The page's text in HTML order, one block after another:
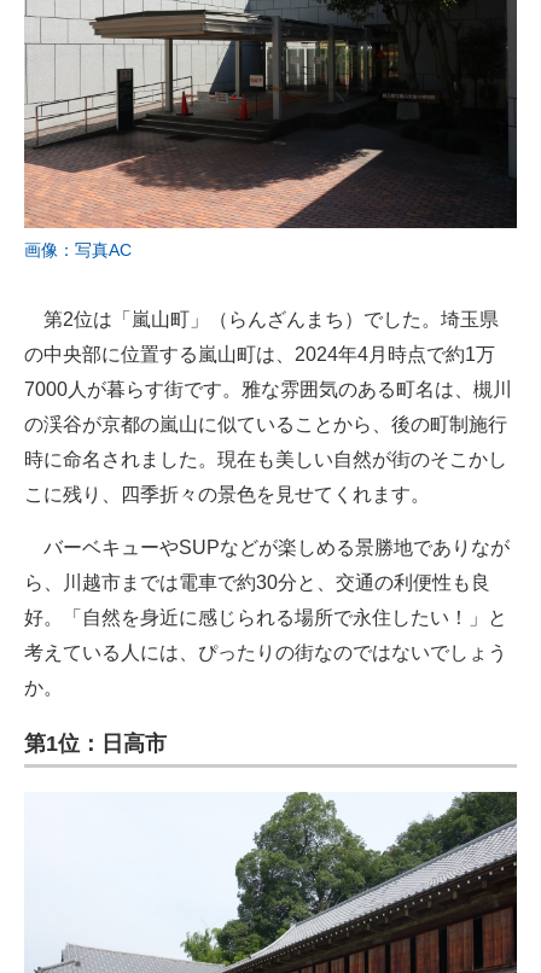
画像：写真AC
第2位は「嵐山町」（らんざんまち）でした。埼玉県
の中央部に位置する嵐山町は、2024年4月時点で約1万
7000人が暮らす街です。雅な雰囲気のある町名は、槻川
の渓谷が京都の嵐山に似ていることから、後の町制施行
時に命名されました。現在も美しい自然が街のそこかし
こに残り、四季折々の景色を見せてくれます。
バーベキューやSUPなどが楽しめる景勝地でありなが
ら、川越市までは電車で約30分と、交通の利便性も良
好。「自然を身近に感じられる場所で永住したい！」と
考えている人には、ぴったりの街なのではないでしょう
か。
第1位：日高市